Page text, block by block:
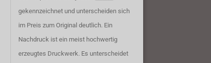
gekennzeichnet und unterscheiden sich
im Preis zum Original deutlich. Ein
Nachdruck ist ein meist hochwertig
erzeugtes Druckwerk. Es unterscheidet